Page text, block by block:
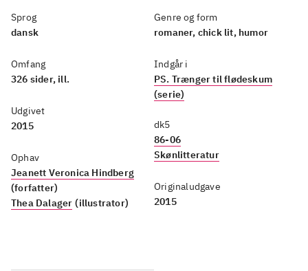
Sprog
dansk
Omfang
326 sider, ill.
Udgivet
2015
Ophav
Jeanett Veronica Hindberg
(forfatter)
Thea Dalager (illustrator)
Genre og form
romaner, chick lit, humor
Indgår i
PS. Trænger til flødeskum
(serie)
dk5
86-06
Skønlitteratur
Originaludgave
2015